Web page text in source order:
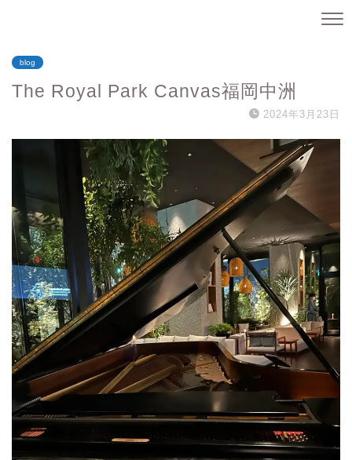
blog
The Royal Park Canvas福岡中洲
2024年3月23日